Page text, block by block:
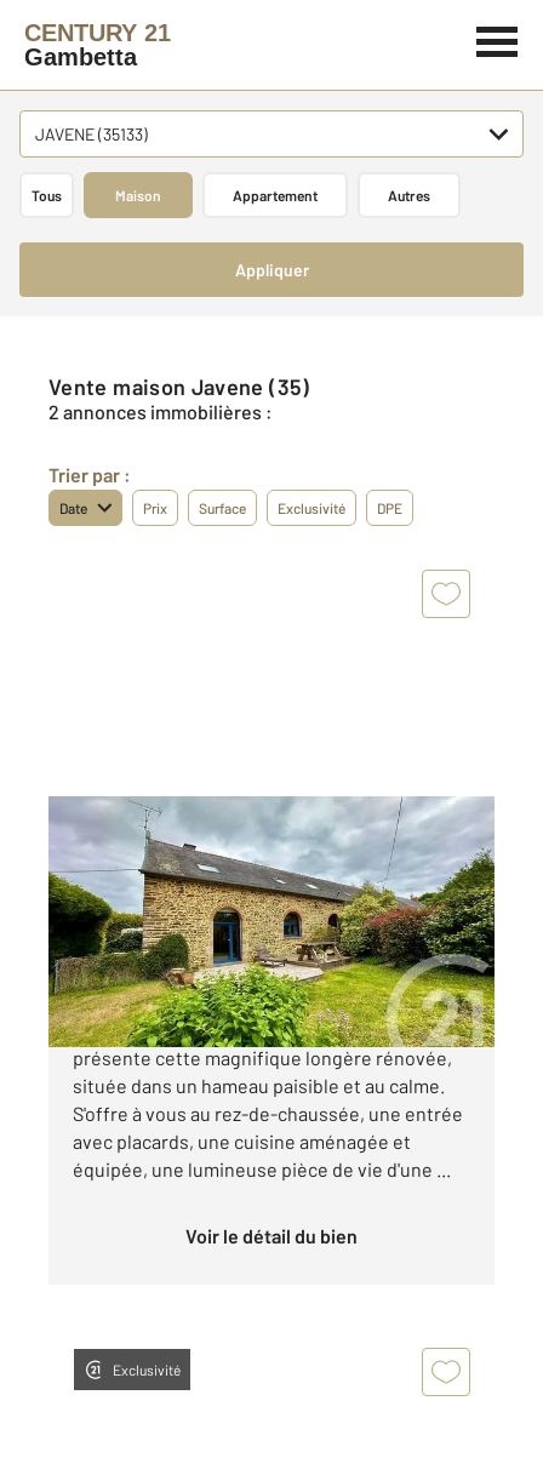
CENTURY 21
Gambetta
JAVENE (35133)
Tous Maison Appartement Autres
Appliquer
Vente maison Javene (35)
2 annonces immobilières :
Trier par :
Date Prix Surface Exclusivité DPE
JAVENE 35
191,15 m2, 6 pièces
Ref : 4983
Maison à vendre
332 480 €
JAVENÉ - CENTURY 21 Gambetta vous
présente cette magnifique longère rénovée,
située dans un hameau paisible et au calme.
S'offre à vous au rez-de-chaussée, une entrée
avec placards, une cuisine aménagée et
équipée, une lumineuse pièce de vie d'une ...
Voir le détail du bien
Exclusivité